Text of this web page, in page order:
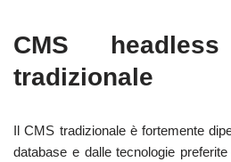
CMS
tradizionale
Il CMS tradizionale è fortemente
database e dalle tecnologie